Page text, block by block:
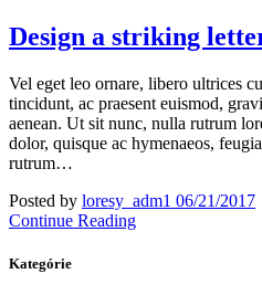
Design a striking
Vel eget leo ornare, libero ultrices
tincidunt, ac praesent euismod,
aenean. Ut sit nunc, nulla rutrum
dolor, quisque ac hymenaeos,
rutrum…
Posted by loresy_adm1 06/21/2017
Continue Reading
Kategórie